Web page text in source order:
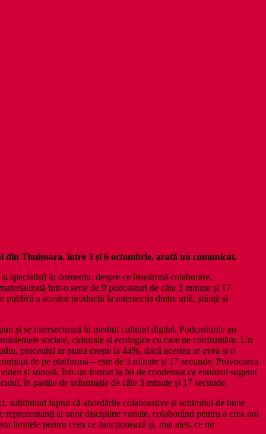
din Timișoara, între 3 și 6 octombrie, arată un comunicat.
specialiști în domeniu, despre ce înseamnă colaborare,
într-o serie de 9 podcasturi de câte 3 minute și 17
a acestor producții la intersecția dintre artă, știință și
se intersectează în mediul cultural digital. Podcasturile au
sociale, culturale și ecologice cu care ne confruntăm. Un
procentul ar putea crește la 44%, dacă acestea ar avea și o
de pe platformă – este de 3 minute și 17 secunde. Provocarea
și sonoră, într-un format la fel de condensat ca etalonul sugerat
în pastile de informație de câte 3 minute și 17 secunde.
subliniind faptul că abordările colaborative și schimbul de bune
ai unor discipline variate, colaborând pentru a crea noi
limitele pentru ceea ce funcționează și, mai ales, ce nu